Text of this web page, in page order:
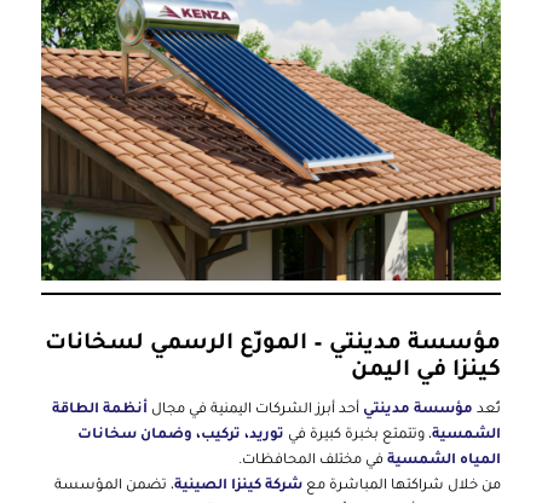
مؤسسة مدينتي – الموزّع الرسمي لسخانات
كينزا في اليمن
تُعد مؤسسة مدينتي أحد أبرز الشركات اليمنية في مجال أنظمة الطاقة
الشمسية، وتتمتع بخبرة كبيرة في توريد، تركيب، وضمان سخانات
المياه الشمسيةفي مختلف المحافظات.
من خلال شراكتها المباشرة مع شركة كينزا الصينية، تضمن المؤسسة